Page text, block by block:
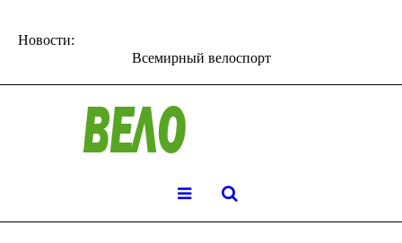
Новости:
Всемирный велоспорт